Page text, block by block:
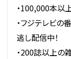
・100,000本以
・フジテレビの
逃し配信中！
・200誌以上の